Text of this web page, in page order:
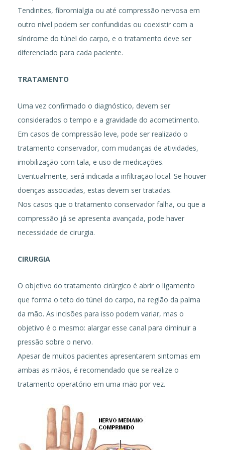
Tendinites, fibromialgia ou até compressão nervosa em
outro nível podem ser confundidas ou coexistir com a
síndrome do túnel do carpo, e o tratamento deve ser
diferenciado para cada paciente.
TRATAMENTO
Uma vez confirmado o diagnóstico, devem ser
considerados o tempo e a gravidade do acometimento.
Em casos de compressão leve, pode ser realizado o
tratamento conservador, com mudanças de atividades,
imobilização com tala, e uso de medicações.
Eventualmente, será indicada a infiltração local. Se houver
doenças associadas, estas devem ser tratadas.
Nos casos que o tratamento conservador falha, ou que a
compressão já se apresenta avançada, pode haver
necessidade de cirurgia.
CIRURGIA
O objetivo do tratamento cirúrgico é abrir o ligamento
que forma o teto do túnel do carpo, na região da palma
da mão. As incisões para isso podem variar, mas o
objetivo é o mesmo: alargar esse canal para diminuir a
pressão sobre o nervo.
Apesar de muitos pacientes apresentarem sintomas em
ambas as mãos, é recomendado que se realize o
tratamento operatório em uma mão por vez.